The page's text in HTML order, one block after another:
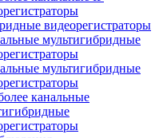
видеорегистраторы
мультигибридные
мультигибридные
канальные